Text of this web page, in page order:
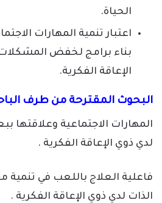
الحياة.
اعتبار تنمية المهارات
بناء برامج لخفض
الإعاقة الفكرية.
البحوث المقترحة من طرف
المهارات الاجتماعية وعلاقتها
لدي ذوي الإعاقة الفكرية .
فاعلية العلاج باللعب في تنمية
الذات لدي ذوي الإعاقة الفكرية .